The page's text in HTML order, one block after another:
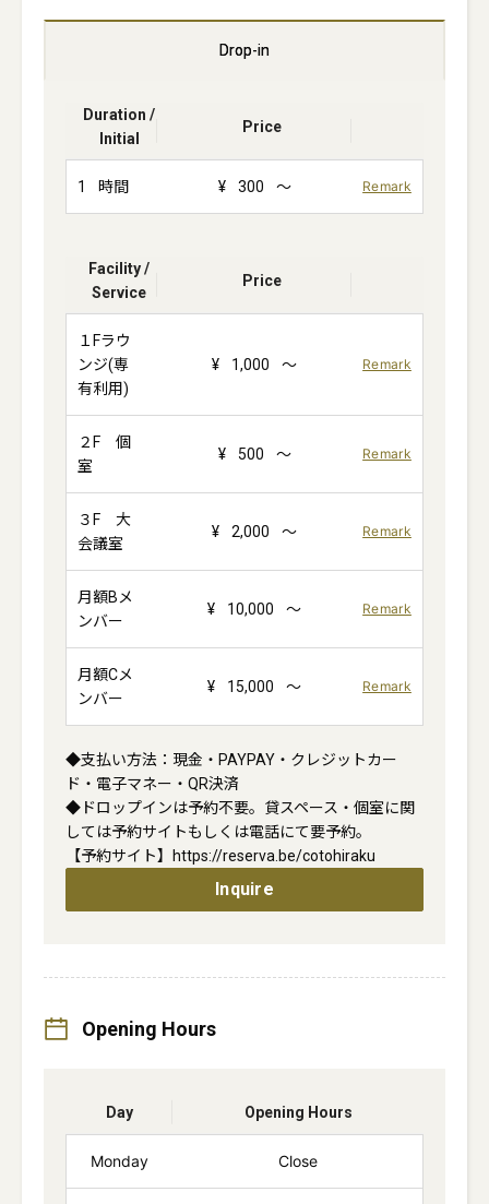
Drop-in
Duration /
Initial
Price
1 時間 ¥ 300 ～ Remark
Facility /
Service
Price
１Fラウ
ンジ(専
有利用)
¥ 1,000 ～ Remark
２F 個
室
¥ 500 ～ Remark
３F 大
会議室
¥ 2,000 ～ Remark
月額Bメ
ンバー
¥ 10,000 ～ Remark
月額Cメ
ンバー
¥ 15,000 ～ Remark
◆支払い方法：現金・PAYPAY・クレジットカー
ド・電子マネー・QR決済
◆ドロップインは予約不要。貸スペース・個室に関
しては予約サイトもしくは電話にて要予約。
Inquire
Opening Hours
Day Opening Hours
Monday Close